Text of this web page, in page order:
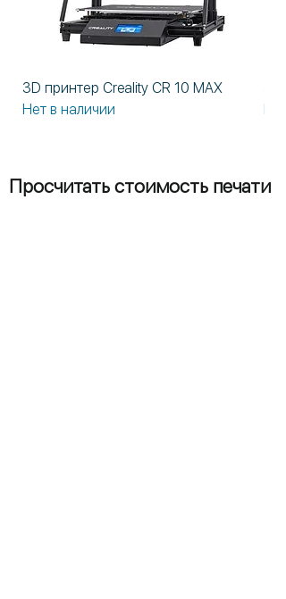
3D принтер Creality CR 10 MAX
Нет в наличии
Просчитать стоимость печати